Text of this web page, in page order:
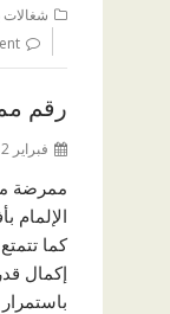
شغالات
رقم
فبراير 12, 2026
ممرضة
الإلمام
كما
إكمال